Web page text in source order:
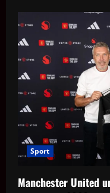
Sport
Manchester United